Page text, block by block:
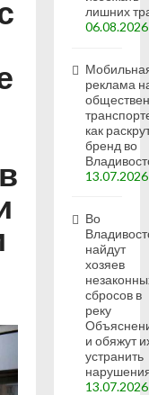
лишних
06.08.2026
реклама
как
бренд во
13.07.2026
Во
найдут
хозяев
сбросов в
реку
и обяжут
устранить
13.07.2026